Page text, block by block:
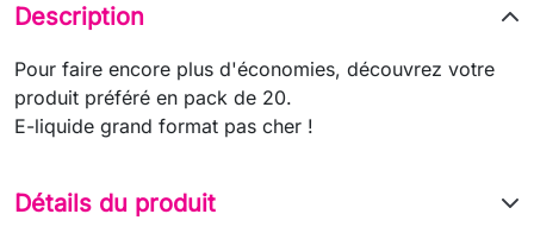
Description
Pour faire encore plus d'économies, découvrez votre
produit préféré en pack de 20.
E-liquide grand format pas cher !
Détails du produit